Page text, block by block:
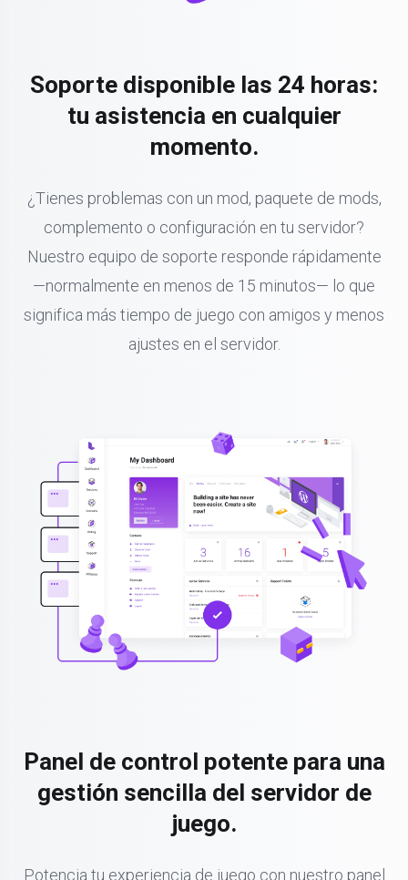
Soporte disponible las 24 horas:
tu asistencia en cualquier
momento.
¿Tienes problemas con un mod, paquete de mods,
complemento o configuración en tu servidor?
Nuestro equipo de soporte responde rápidamente
—normalmente en menos de 15 minutos— lo que
significa más tiempo de juego con amigos y menos
ajustes en el servidor.
Panel de control potente para una
gestión sencilla del servidor de
juego.
Potencia tu experiencia de juego con nuestro panel